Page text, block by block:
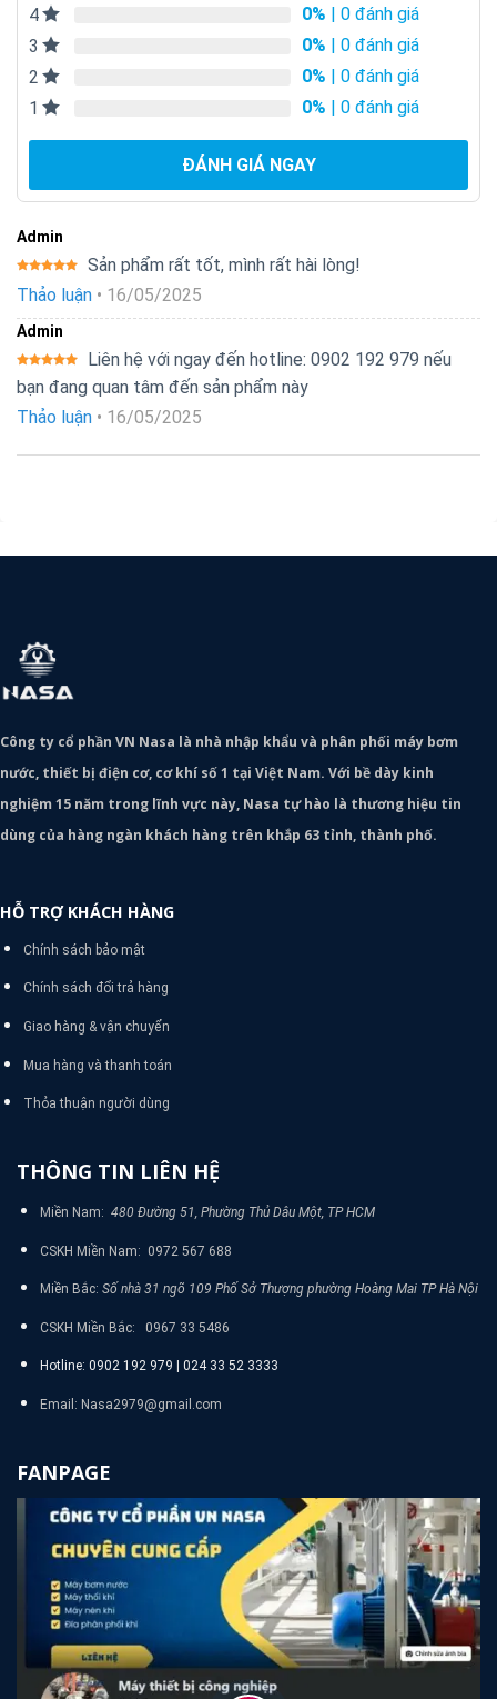
4
0% | 0 đánh giá
3
0% | 0 đánh giá
2
0% | 0 đánh giá
1
0% | 0 đánh giá
ĐÁNH GIÁ NGAY
Admin
Được xếp
hạng5 5
Sản phẩm rất tốt, mình rất hài lòng!
Thảo luận • 16/05/2025
Admin
Được xếp
hạng 5 5
Liên hệ với ngay đến hotline: 0902 192 979 nếu
bạn đang quan tâm đến sản phẩm này
Thảo luận • 16/05/2025
Công ty cổ phần VN Nasa là nhà nhập khẩu và phân phối máy bơm
nước, thiết bị điện cơ, cơ khí số 1 tại Việt Nam. Với bề dày kinh
nghiệm 15 năm trong lĩnh vực này, Nasa tự hào là thương hiệu tin
dùng của hàng ngàn khách hàng trên khắp 63 tỉnh, thành phố.
HỖ TRỢ KHÁCH HÀNG
Chính sách bảo mật
Chính sách đổi trả hàng
Giao hàng & vận chuyển
Mua hàng và thanh toán
Thỏa thuận người dùng
THÔNG TIN LIÊN HỆ
Miền Nam: 480 Đường 51, Phường Thủ Dâu Một, TP HCM
CSKH Miền Nam: 0972 567 688
Miền Bắc: Số nhà 31 ngõ 109 Phố Sở Thượng phường Hoàng Mai TP Hà Nội
CSKH Miền Bắc: 0967 33 5486
Hotline: 0902 192 979 | 024 33 52 3333
Email: Nasa2979@gmail.com
FANPAGE